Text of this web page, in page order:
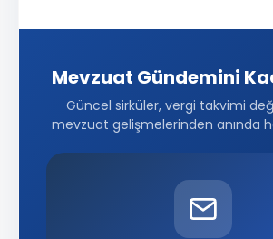
Mevzuat Gündemini
Güncel sirküler, vergi takvimi
mevzuat gelişmelerinden anında